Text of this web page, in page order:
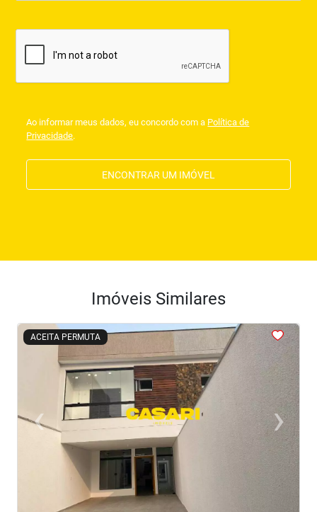
Ao informar meus dados, eu concordo com a Política de
Privacidade.
ENCONTRAR UM IMÓVEL
Imóveis Similares
ACEITA PERMUTA
<<<<
‹Previous ›Next